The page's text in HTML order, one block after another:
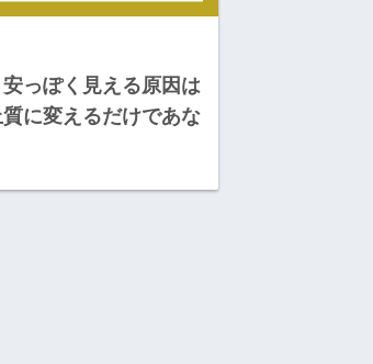
安っぽく見える原因は
に変えるだけであな